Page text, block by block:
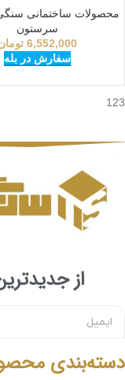
محصولات ساختمانی
سرستون
6,552,000
سفارش در بله
123
از
دسته‌بندی